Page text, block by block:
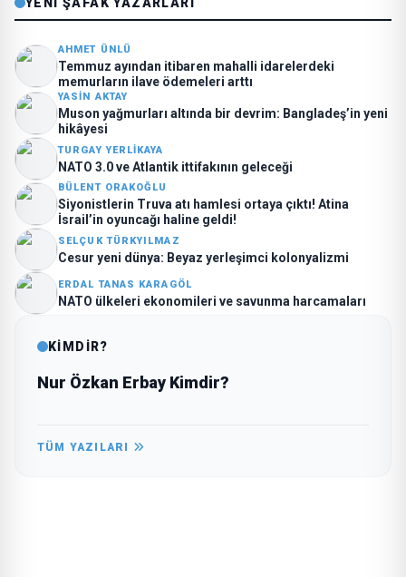
AHMET ÜNLÜ
Temmuz ayından itibaren mahalli idarelerdeki
memurların ilave ödemeleri arttı
YASIN AKTAY
Muson yağmurları altında bir devrim: Bangladeş’in yeni
hikâyesi
TURGAY YERLIKAYA
NATO 3.0 ve Atlantik ittifakının geleceği
BÜLENT ORAKOĞLU
Siyonistlerin Truva atı hamlesi ortaya çıktı! Atina
İsrail’in oyuncağı haline geldi!
SELÇUK TÜRKYILMAZ
Cesur yeni dünya: Beyaz yerleşimci kolonyalizmi
ERDAL TANAS KARAGÖL
NATO ülkeleri ekonomileri ve savunma harcamaları
KİMDİR?
Nur Özkan Erbay Kimdir?
TÜM YAZILARI